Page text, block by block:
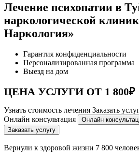
Лечение психопатии в
наркологической
Наркология»
Гарантия конфиденциальности
Персонализированная программа
Выезд на дом
ЦЕНА УСЛУГИ ОТ 1 800₽
Узнать стоимость лечения Заказать
Онлайн консультация
Онлайн
Заказать услугу
Вернули к здоровой жизни 7 800